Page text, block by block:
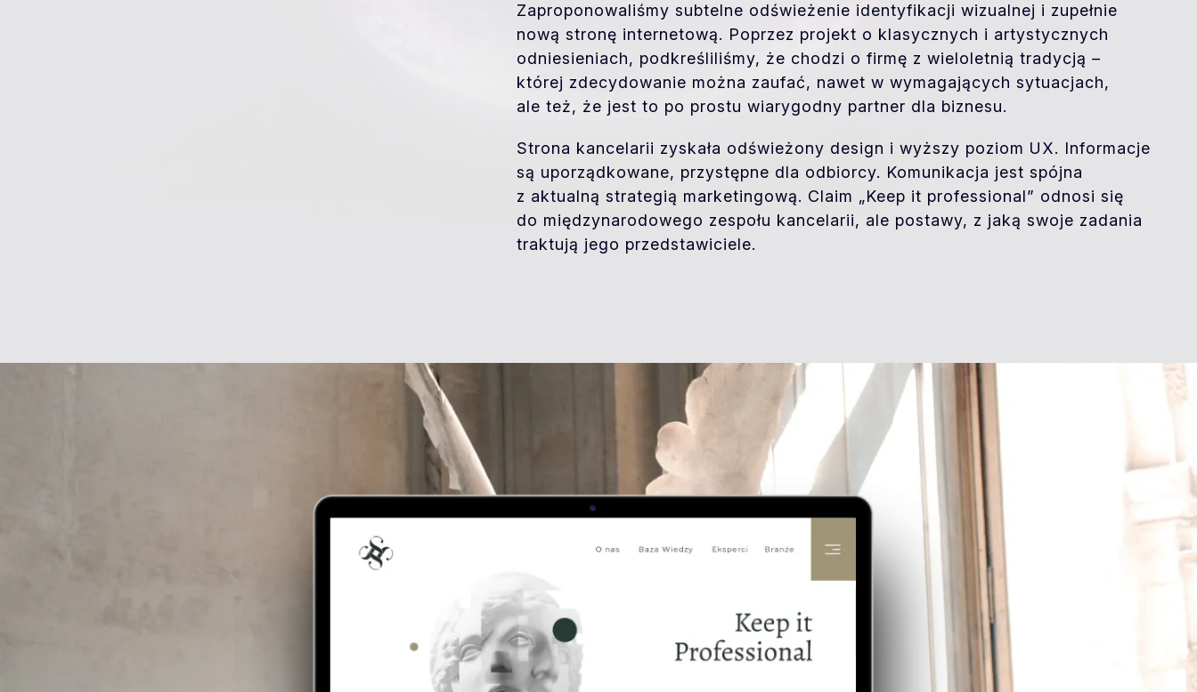
Zaproponowaliśmy subtelne odświeżenie identyfikacji wizualnej i zupełnie
nową stronę internetową. Poprzez projekt o klasycznych i artystycznych
odniesieniach, podkreśliliśmy, że chodzi o firmę z wieloletnią tradycją –
której zdecydowanie można zaufać, nawet w wymagających sytuacjach,
ale też, że jest to po prostu wiarygodny partner dla biznesu.
Strona kancelarii zyskała odświeżony design i wyższy poziom UX. Informacje
są uporządkowane, przystępne dla odbiorcy. Komunikacja jest spójna
z aktualną strategią marketingową. Claim „Keep it professional” odnosi się
do międzynarodowego zespołu kancelarii, ale postawy, z jaką swoje zadania
traktują jego przedstawiciele.